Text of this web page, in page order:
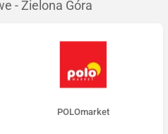
- Zielona Góra
POLOmarket